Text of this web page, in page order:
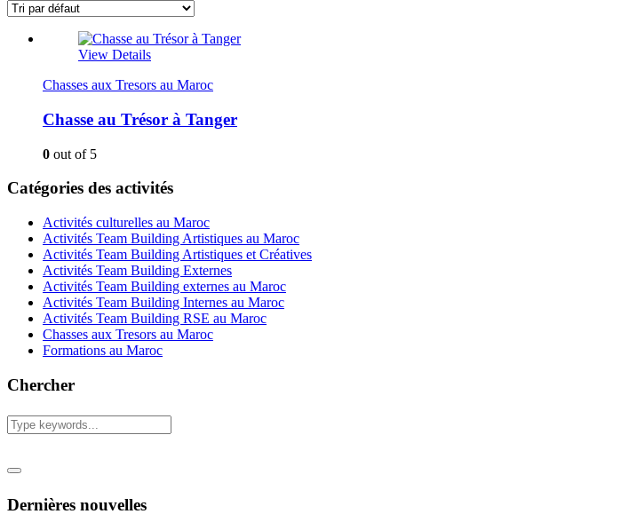
View Details
Chasses aux Tresors au Maroc
Chasse au Trésor à Tanger
0 out of 5
Catégories des activités
Activités culturelles au Maroc
Activités Team Building Artistiques au Maroc
Activités Team Building Artistiques et Créatives
Activités Team Building Externes
Activités Team Building externes au Maroc
Activités Team Building Internes au Maroc
Activités Team Building RSE au Maroc
Chasses aux Tresors au Maroc
Formations au Maroc
Chercher
Dernières nouvelles